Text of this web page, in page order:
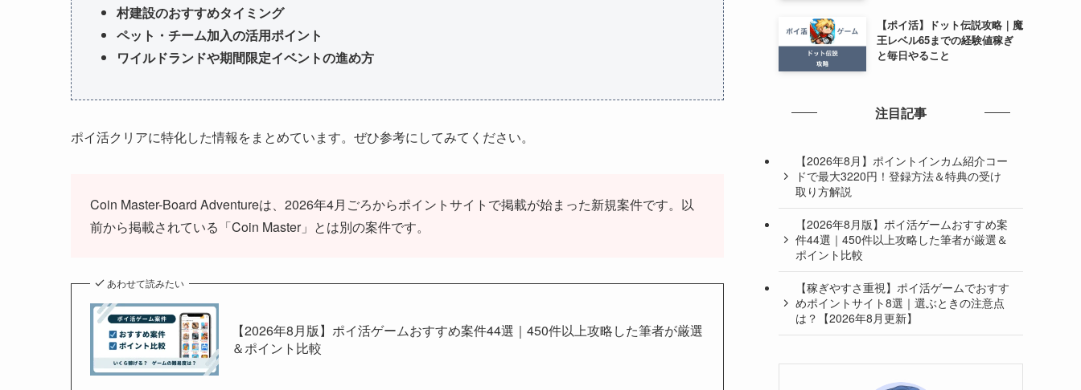
村建設のおすすめタイミング
ペット・チーム加入の活用ポイント
ワイルドランドや期間限定イベントの進め方
ポイ活クリアに特化した情報をまとめています。ぜひ参考にしてみてください。
Coin Master-Board Adventureは、2026年4月ごろからポイントサイトで掲載が始まった新規案件です。以
前から掲載されている「Coin Master」とは別の案件です。
あわせて読みたい
【2026年8月版】ポイ活ゲームおすすめ案件44選｜450件以上攻略した筆者が厳選
＆ポイント比較
【ポイ活】ドット伝説攻略｜魔
王レベル65までの経験値稼ぎ
と毎日やること
注目記事
【2026年8月】ポイントインカム紹介コー
ドで最大3220円！登録方法＆特典の受け
取り方解説
【2026年8月版】ポイ活ゲームおすすめ案
件44選｜450件以上攻略した筆者が厳選＆
ポイント比較
【稼ぎやすさ重視】ポイ活ゲームでおすす
めポイントサイト8選｜選ぶときの注意点
は？【2026年8月更新】